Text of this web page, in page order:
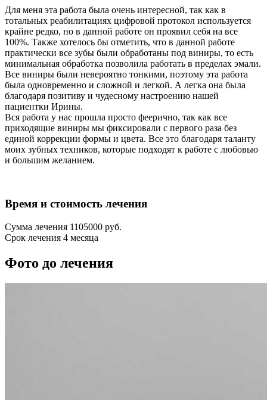
Для меня эта работа была очень интересной, так как в
тотальных реабилитациях цифровой протокол используется
крайне редко, но в данной работе он проявил себя на все
100%. Также хотелось бы отметить, что в данной работе
практически все зубы были обработаны под виниры, то есть
минимальная обработка позволила работать в пределах эмали.
Все виниры были невероятно тонкими, поэтому эта работа
была одновременно и сложной и легкой. А легка она была
благодаря позитиву и чудесному настроению нашей
пациентки Ирины.
Вся работа у нас прошла просто феерично, так как все
приходящие виниры мы фиксировали с первого раза без
единой коррекции формы и цвета. Все это благодаря таланту
моих зубных техников, которые подходят к работе с любовью
и большим желанием.
Время и стоимость лечения
Сумма лечения 1105000 руб.
Срок лечения 4 месяца
Фото до лечения